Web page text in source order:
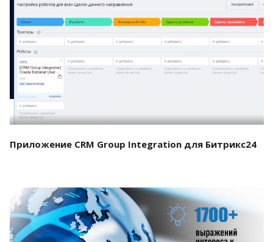
Смотреть проект
Приложение CRM Group Integration для Битрикс24